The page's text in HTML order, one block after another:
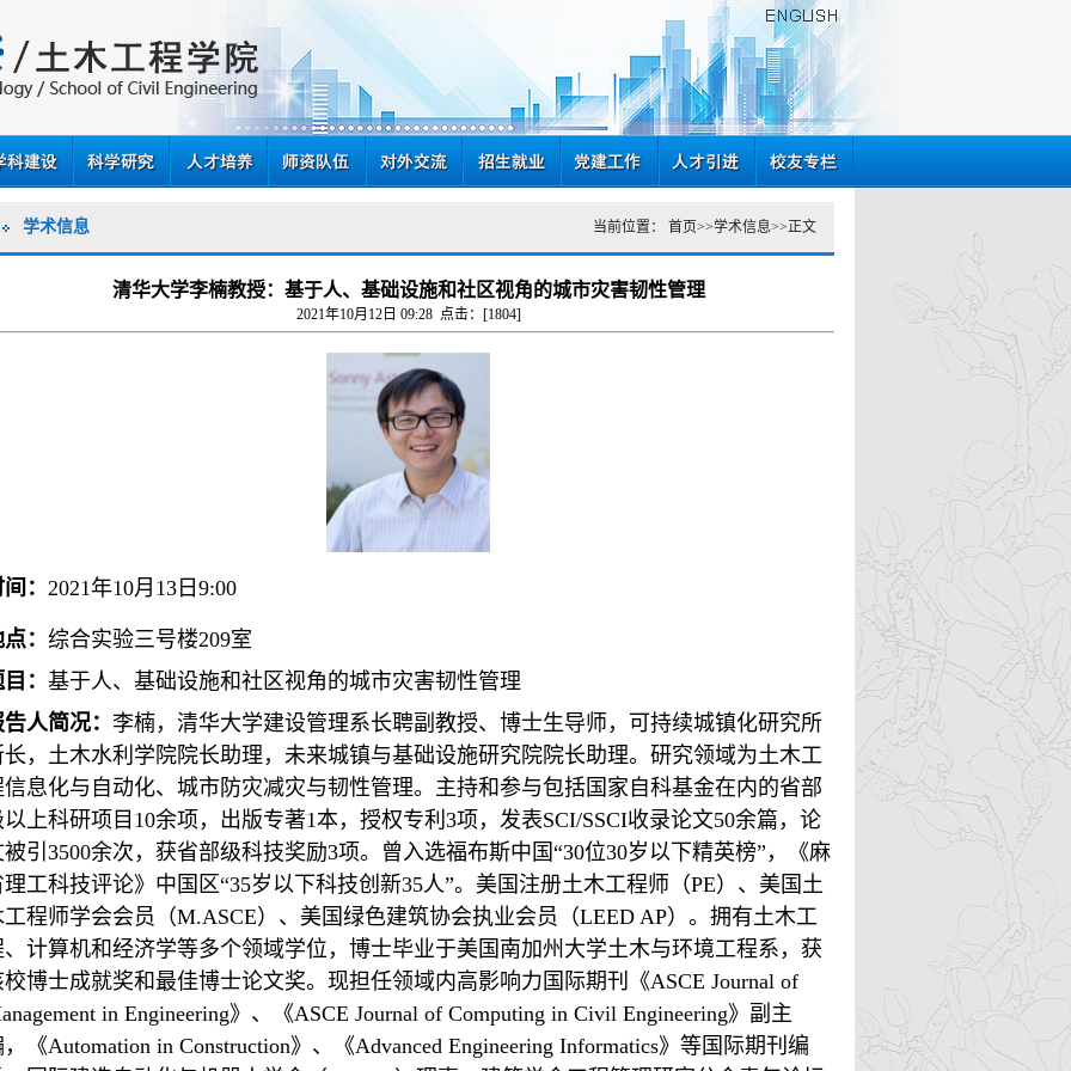
学术信息 当前位置： 首页>>学术信息>>正文
清华大学李楠教授：基于人、基础设施和社区视角的城市灾害韧性管理
2021年10月12日 09:28 点击：[1804]
： 2021年10月 13日 9:00
： 综合实验三号楼209室
： 基于人、基础设施和社区视角的城市灾害韧性管理
人简况： 李楠，清华大学建设管理系长聘副教授、博士生导师，可持续城镇化研究所
长，土木水利学院院长助理，未来城镇与基础设施研究院院长助理。 研究领域为土木工
信息化与自动化、城市防灾减灾与韧性管理。主持和参与包括国家自科基金在内的省部
上科研项目10余项，出版专著1本，授权专利3项，发表SCI/SSCI收录论文50余篇，论
引3500余次，获省部级科技奖励3项。曾入选福布斯中国“30位30岁以下精英榜”，《麻
工科技评论》中国区“35岁以下科技创新35人”。美国注册土木工程师（PE）、美国土
程师学会会员（M.ASCE）、美国绿色建筑协会执业会员（LEED AP）。拥有土木工
、计算机和经济学等多个领域学位，博士毕业于美国南加州大学土木与环境工程系，获
博士成就奖和最佳博士论文奖。现担任领域内高影响力国际期刊《ASCE Journal of
in Engineering》、《ASCE Journal of Computing in Civil Engineering》副主
《Automation in Construction》、《Advanced Engineering Informatics》等国际期刊编